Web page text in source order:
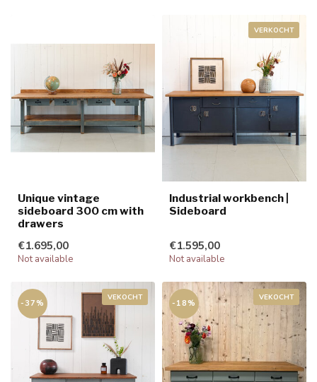
Unique vintage
sideboard 300 cm with
drawers
€1.695,00
Not available
VERKOCHT
Industrial workbench |
Sideboard
€1.595,00
Not available
VEKOCHT
-37%
VEKOCHT
-18%